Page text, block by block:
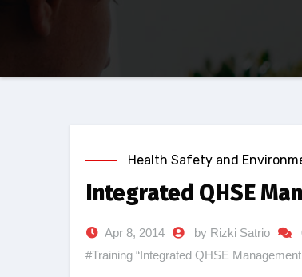
Health Safety and
Integrated QHSE
Apr 8, 2014 by Rizki Satrio
#Training “Integrated QHSE